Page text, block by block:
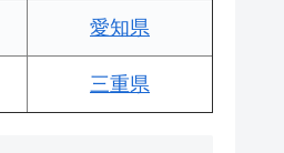
愛知県
三重県